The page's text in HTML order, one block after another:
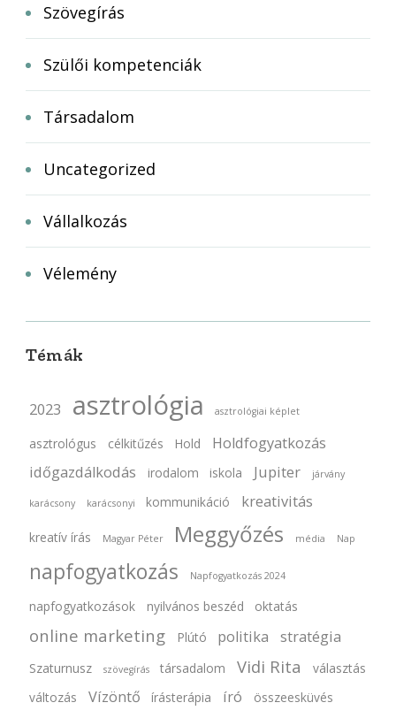
Szövegírás
Szülői kompetenciák
Társadalom
Uncategorized
Vállalkozás
Vélemény
Témák
2023 asztrológia asztrológiai képlet
asztrológus célkitűzés Hold
Holdfogyatkozás
időgazdálkodás
irodalom iskola Jupiter járvány
karácsony karácsonyi kommunikáció kreativitás
kreatív írás Magyar Péter Meggyőzés média Nap
napfogyatkozás Napfogyatkozás 2024
napfogyatkozások nyilvános beszéd oktatás
online marketing Plútó politika stratégia
Szaturnusz szövegírás társadalom Vidi Rita
választás
változás
Vízöntő írásterápia író
összeesküvés